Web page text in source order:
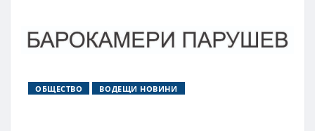
ОБЩЕСТВО ВОДЕЩИ НОВИНИ